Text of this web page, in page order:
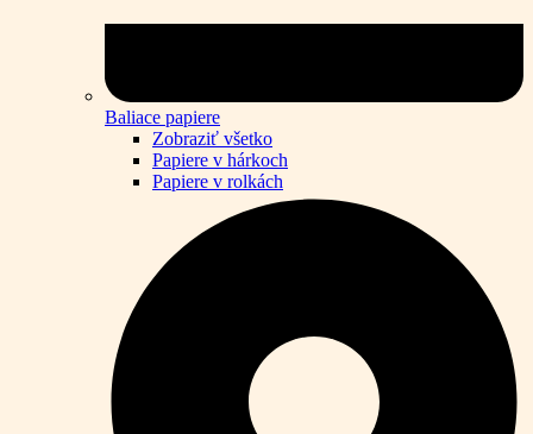
Baliace papiere
Zobraziť všetko
Papiere v hárkoch
Papiere v rolkách